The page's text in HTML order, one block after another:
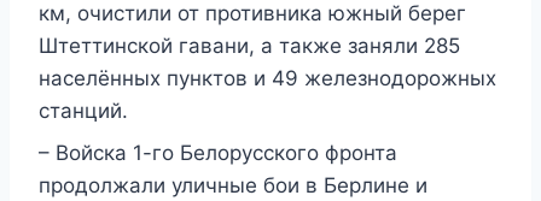
км, очистили от противника южный берег
Штеттинской гавани, а также заняли 285
населённых пунктов и 49 железнодорожных
станций.
– Войска 1-го Белорусского фронта
продолжали уличные бои в Берлине и